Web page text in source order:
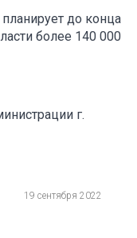
до конца
более 140 000
г.
19 сентября 2022